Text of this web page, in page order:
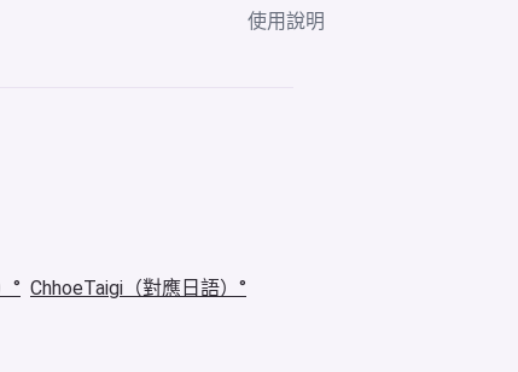
使用說明
ChhoeTaigi（對應日語）